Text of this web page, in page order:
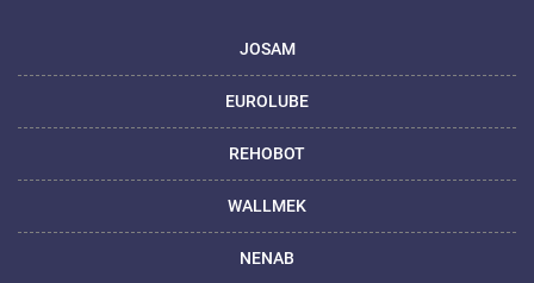
JOSAM
EUROLUBE
REHOBOT
WALLMEK
NENAB